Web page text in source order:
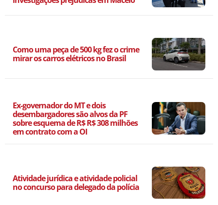
Como uma peça de 500 kg fez o crime
mirar os carros elétricos no Brasil
Ex-governador do MT e dois
desembargadores são alvos da PF
sobre esquema de R$ R$ 308 milhões
em contrato com a OI
Atividade jurídica e atividade policial
no concurso para delegado da polícia